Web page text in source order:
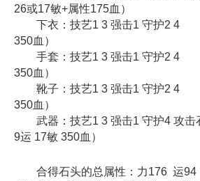
26或17敏+属性175血）
下衣：技艺1 3 强击1 守护2 4
350血）
手套：技艺1 3 强击1 守护2 4
350血）
靴子：技艺1 3 强击1 守护2 4
350血）
武器：技艺1 3 强击1 守护4 攻击
9运 17敏 350血）
合得石头的总属性：力176 运94